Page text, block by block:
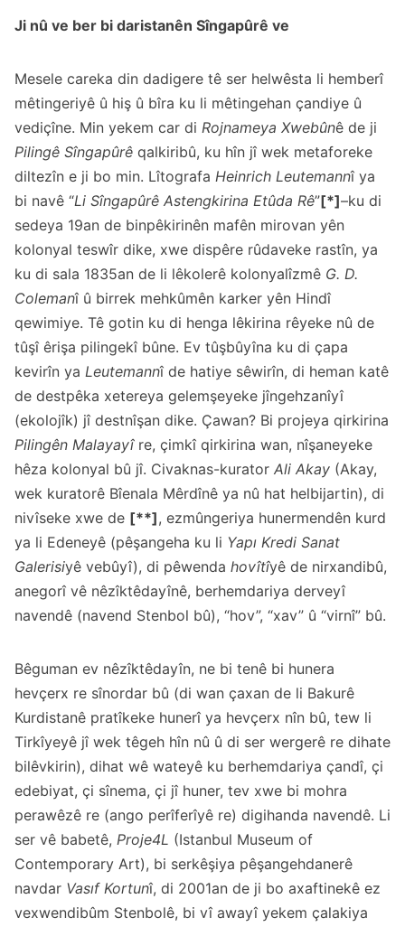
Ji nû ve ber bi daristanên Sîngapûrê ve
Mesele careka din dadigere tê ser helwêsta li hemberî
mêtingeriyê û hiş û bîra ku li mêtingehan çandiye û
vediçîne. Min yekem car di Rojnameya Xwebûnê de ji
Pilingê Sîngapûrê qalkiribû, ku hîn jî wek metaforeke
diltezîn e ji bo min. Lîtografa Heinrich Leutemannî ya
bi navê “Li Sîngapûrê Astengkirina Etûda Rê”[*]–ku di
sedeya 19an de binpêkirinên mafên mirovan yên
kolonyal teswîr dike, xwe dispêre rûdaveke rastîn, ya
ku di sala 1835an de li lêkolerê kolonyalîzmê G. D.
Colemanî û birrek mehkûmên karker yên Hindî
qewimiye. Tê gotin ku di henga lêkirina rêyeke nû de
tûşî êrişa pilingekî bûne. Ev tûşbûyîna ku di çapa
kevirîn ya Leutemannî de hatiye sêwirîn, di heman katê
de destpêka xetereya gelemşeyeke jîngehzanîyî
(ekolojîk) jî destnîşan dike. Çawan? Bi projeya qirkirina
Pilingên Malayayîre, çimkî qirkirina wan, nîşaneyeke
hêza kolonyal bû jî. Civaknas-kurator Ali Akay (Akay,
wek kuratorê Bîenala Mêrdînê ya nû hat helbijartin), di
nivîseke xwe de [**], ezmûngeriya hunermendên kurd
ya li Edeneyê (pêşangeha ku li Yapı Kredi Sanat
Galerisiyê vebûyî), di pêwenda hovîtîyê de nirxandibû,
anegorî vê nêzîktêdayînê, berhemdariya derveyî
navendê (navend Stenbol bû), “hov”, “xav” û “virnî” bû.
Bêguman ev nêzîktêdayîn, ne bi tenê bi hunera
hevçerx re sînordar bû (di wan çaxan de li Bakurê
Kurdistanê pratîkeke hunerî ya hevçerx nîn bû, tew li
Tirkîyeyê jî wek têgeh hîn nû û di ser wergerê re dihate
bilêvkirin), dihat wê wateyê ku berhemdariya çandî, çi
edebiyat, çi sînema, çi jî huner, tev xwe bi mohra
perawêzê re (ango perîferîyê re) digihanda navendê. Li
ser vê babetê, Proje4L (Istanbul Museum of
Contemporary Art), bi serkêşiya pêşangehdanerê
navdar Vasıf Kortunî, di 2001an de ji bo axaftinekê ez
vexwendibûm Stenbolê, bi vî awayî yekem çalakiya